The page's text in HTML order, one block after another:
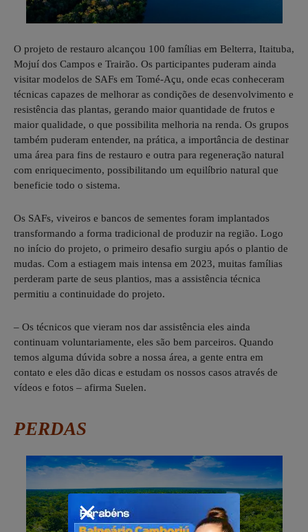
O projeto de restauro alcançou 100 famílias em Belterra, Itaituba,
Mojuí dos Campos e Trairão. Os participantes puderam ainda
visitar modelos de SAFs em Tomé-Açu, onde ecas conheceram
técnicas capazes de melhorar as condições de desenvolvimento e
resistência das plantas, gerando maior quantidade de frutos e
maior qualidade, o que possibilita melhoria na renda. Os grupos
também puderam entender, na prática, a importância de destinar
uma área para fins de restauro e outra para regeneração natural
com enriquecimento, possibilitando um equilíbrio natural que
beneficie todo o sistema.
Os SAFs, viveiros e bancos de sementes foram implantados
transformando a forma tradicional de produzir na região. Logo
no início do projeto, o primeiro desafio surgiu após o plantio de
mudas. Com a estiagem mais intensa em 2023, muitas famílias
perderam parte de seus plantios, mas a assistência técnica
permitiu a continuidade do projeto.
– Os técnicos que vieram nos dar assistência eles ainda
continuam voluntariamente, eles são bem parceiros. Quando
temos alguma dúvida sobre a nossa área, a gente entra em
contato e eles dão dicas e estudam os nossos casos através de
vídeos e fotos – afirma Suelen.
PERDAS